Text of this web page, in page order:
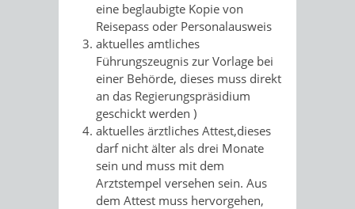
eine beglaubigte Kopie von
Reisepass oder Personalausweis
aktuelles amtliches
Führungszeugnis zur Vorlage bei
einer Behörde, dieses muss direkt
an das Regierungspräsidium
geschickt werden )
aktuelles ärztliches Attest,dieses
darf nicht älter als drei Monate
sein und muss mit dem
Arztstempel versehen sein. Aus
dem Attest muss hervorgehen,